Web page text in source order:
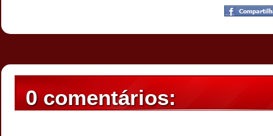
21:32
0 comentários: